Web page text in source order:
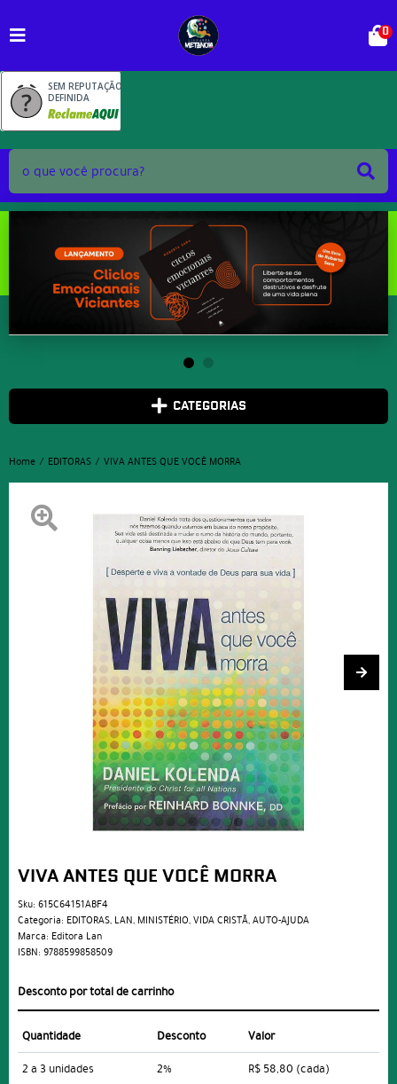
SEM REPUTAÇÃO
DEFINIDA
0
CATEGORIAS
Home EDITORAS VIVA ANTES QUE VOCÊ MORRA
VIVA ANTES QUE VOCÊ MORRA
Sku: 615C64151ABF4
Categoria: EDITORAS, LAN, MINISTÉRIO,VIDA CRISTÃ,AUTO-AJUDA
Marca: Editora Lan
ISBN: 9788599858509
Desconto por total de carrinho
Quantidade Desconto
Valor
2 a 3 unidades
2% R$ 58,80 (cada)